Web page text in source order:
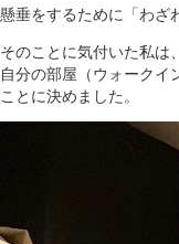
懸垂をするために「わざ
そのことに気付いた私は
自分の部屋（ウォーク
ことに決めました。